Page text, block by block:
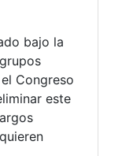
bajo la
Congreso
este